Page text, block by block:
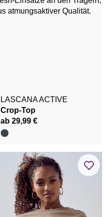
LASCANA ACTIVE
Crop-Top
ab 29,99 €